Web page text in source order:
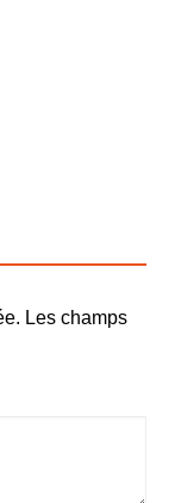
Les champs